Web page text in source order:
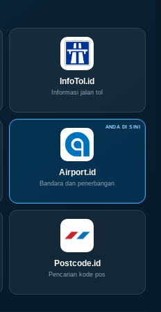
InfoTol.id
Informasi jalan tol
Airport.id
Bandara dan penerbangan
Postcode.id
Pencarian kode pos